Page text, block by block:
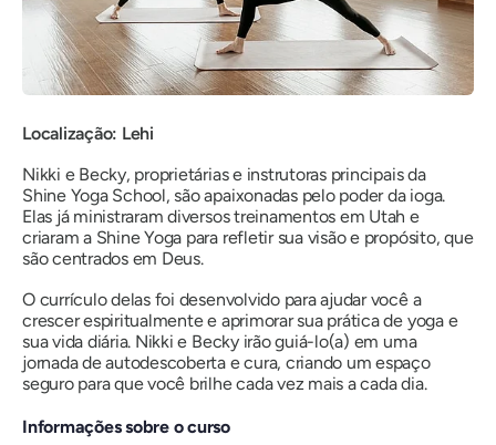
Localização: Lehi
Nikki e Becky, proprietárias e instrutoras principais da
Shine Yoga School, são apaixonadas pelo poder da ioga.
Elas já ministraram diversos treinamentos em Utah e
criaram a Shine Yoga para refletir sua visão e propósito, que
são centrados em Deus.
O currículo delas foi desenvolvido para ajudar você a
crescer espiritualmente e aprimorar sua prática de yoga e
sua vida diária. Nikki e Becky irão guiá-lo(a) em uma
jornada de autodescoberta e cura, criando um espaço
seguro para que você brilhe cada vez mais a cada dia.
Informações sobre o curso